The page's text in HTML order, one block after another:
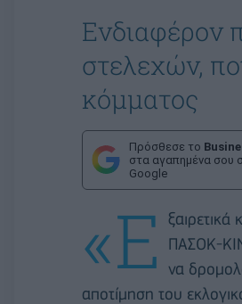
Ενδιαφέρον
στελεχών,
κόμματος
Πρόσθεσε το
στα αγαπημένα σου
Google
«Ε
ξαιρετικά
ΠΑΣΟΚ-
να
αποτίμηση του